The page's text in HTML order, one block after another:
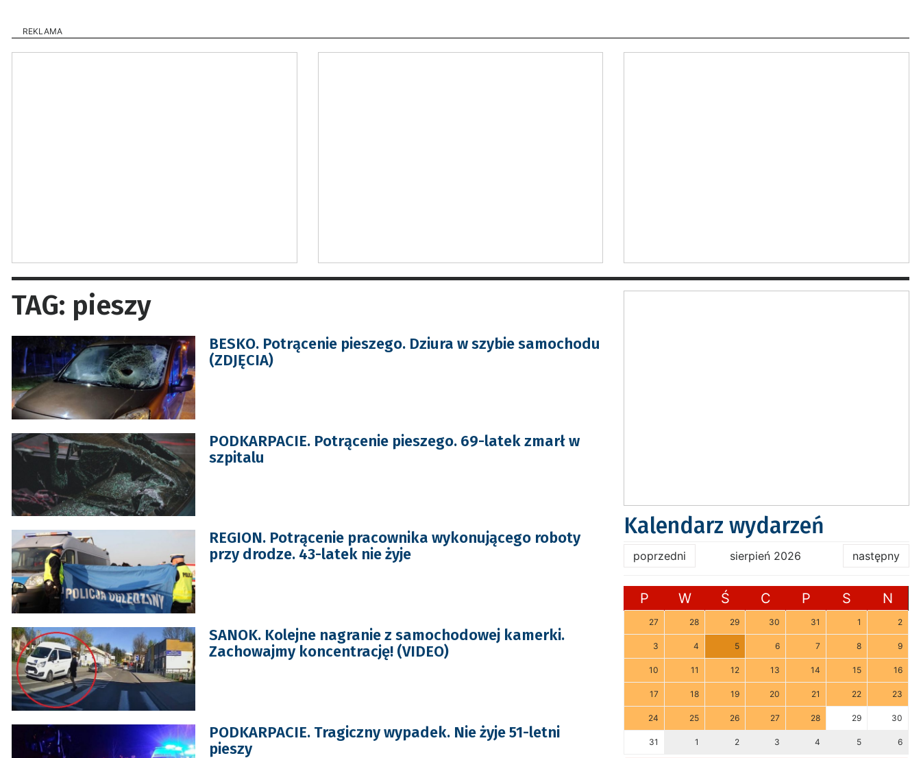
REKLAMA
TAG: pieszy
BESKO. Potrącenie pieszego. Dziura w szybie samochodu
(ZDJĘCIA)
PODKARPACIE. Potrącenie pieszego. 69-latek zmarł w
szpitalu
REGION. Potrącenie pracownika wykonującego roboty
przy drodze. 43-latek nie żyje
SANOK. Kolejne nagranie z samochodowej kamerki.
Zachowajmy koncentrację! (VIDEO)
PODKARPACIE. Tragiczny wypadek. Nie żyje 51-letni
pieszy
Kalendarz wydarzeń
poprzedni sierpień 2026 następny
P W Ś C P S N
27 28 29 30 31 1 2
3 4 5 6 7 8 9
10 11 12 13 14 15 16
17 18 19 20 21 22 23
24 25 26 27 28 29 30
31 1 2 3 4 5 6